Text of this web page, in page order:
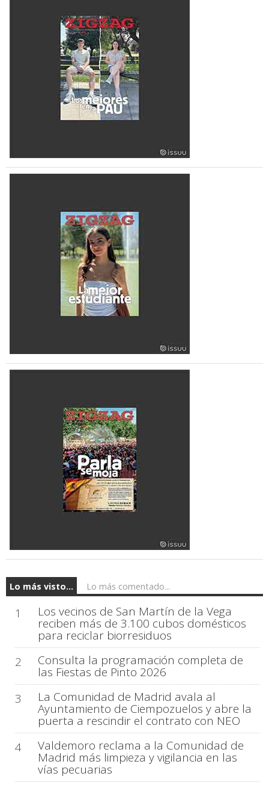
Lo más visto... Lo más comentado...
1 Los vecinos de San Martín de la Vega
reciben más de 3.100 cubos domésticos
para reciclar biorresiduos
2
Consulta la programación completa de
las Fiestas de Pinto 2026
3
La Comunidad de Madrid avala al
Ayuntamiento de Ciempozuelos y abre la
puerta a rescindir el contrato con NEO
4
Valdemoro reclama a la Comunidad de
Madrid más limpieza y vigilancia en las
vías pecuarias